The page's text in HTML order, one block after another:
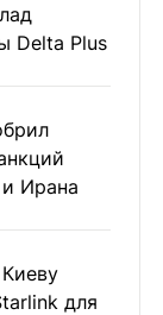
Delta Plus
Ирана
для